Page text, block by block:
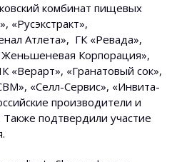
комбинат пищевых
«Русэкстракт»,
Атлета», ГК «Ревада»,
Женьшеневая Корпорация»,
«Верарт», «Гранатовый сок»,
«Селл-Сервис», «Инвита-
производители и
подтвердили участие